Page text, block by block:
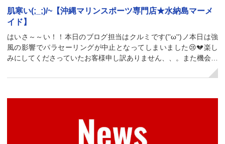
肌寒い(;_;)/~【沖縄マリンスポーツ専門店★水納島マーメ
イド】
はいさ～～い！！本日のブログ担当はクルミです(''ω'')ノ本日は強
風の影響でパラセーリングが中止となってしまいました😢💔楽し
みにしてくださっていたお客様申し訳ありません、、。また機会…